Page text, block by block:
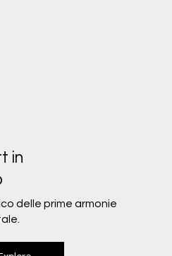
in
delle prime armonie